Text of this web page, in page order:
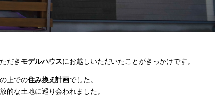
だき モデルハウスにお越しいただいたことがきっかけです。
の上での住み換え計画でした。
的な土地に巡り会われました。